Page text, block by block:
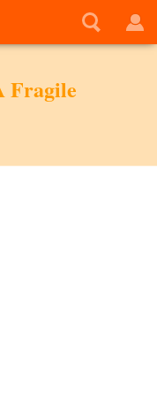
Fragile